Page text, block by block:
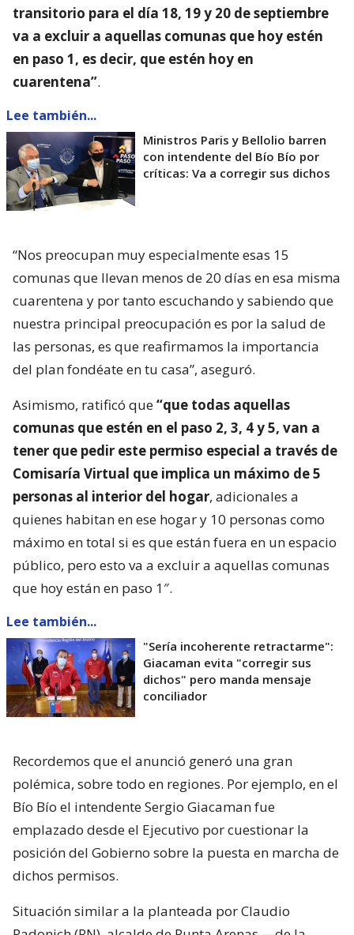
transitorio para el día 18, 19 y 20 de septiembre
va a excluir a aquellas comunas que hoy estén
en paso 1, es decir, que estén hoy en
cuarentena”.
Lee también...
Ministros Paris y Bellolio barren
con intendente del Bío Bío por
críticas: Va a corregir sus dichos
“Nos preocupan muy especialmente esas 15
comunas que llevan menos de 20 días en esa misma
cuarentena y por tanto escuchando y sabiendo que
nuestra principal preocupación es por la salud de
las personas, es que reafirmamos la importancia
del plan fondéate en tu casa”, aseguró.
Asimismo, ratificó que“que todas aquellas
comunas que estén en el paso 2, 3, 4 y 5, van a
tener que pedir este permiso especial a través de
Comisaría Virtual que implica un máximo de 5
personas al interior del hogar, adicionales a
quienes habitan en ese hogar y 10 personas como
máximo en total si es que están fuera en un espacio
público, pero esto va a excluir a aquellas comunas
que hoy están en paso 1″.
Lee también...
"Sería incoherente retractarme":
Giacaman evita "corregir sus
dichos" pero manda mensaje
conciliador
Recordemos que el anunció generó una gran
polémica, sobre todo en regiones. Por ejemplo, en el
Bío Bío el intendente Sergio Giacaman fue
emplazado desde el Ejecutivo por cuestionar la
posición del Gobierno sobre la puesta en marcha de
dichos permisos.
Situación similar a la planteada por Claudio